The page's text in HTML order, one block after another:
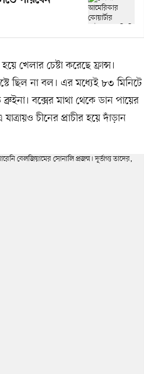
খেলার চেষ্টা করেছে ফ্রান্স।
ছিল না বল। এর মধ্যেই ৮৩ মিনিটে
বক্সের মাথা থেকে ডান পায়ের
চীনের প্রাচীর হয়ে দাঁড়ান